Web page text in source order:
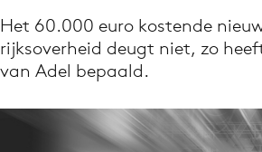
Download de app
Volg het laatste nieuws via
Het 60.000 euro kostende
rijksoverheid deugt niet, zo
van Adel bepaald.